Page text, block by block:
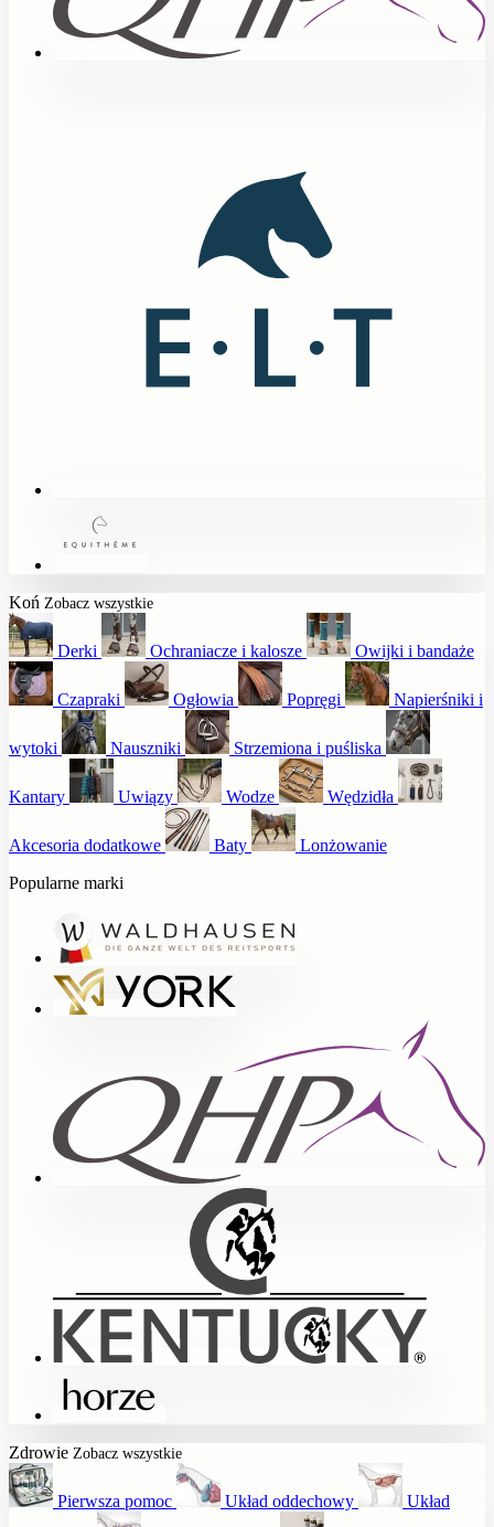
Koń Zobacz wszystkie
Derki Ochraniacze i kalosze Owijki i bandaże
Czapraki Ogłowia Popręgi Napierśniki i
wytoki Nauszniki Strzemiona i puśliska
Kantary Uwiązy Wodze Wędzidła
Akcesoria dodatkowe Baty
Lonżowanie
Popularne marki
Zdrowie Zobacz wszystkie
Pierwsza pomoc Układ oddechowy Układ